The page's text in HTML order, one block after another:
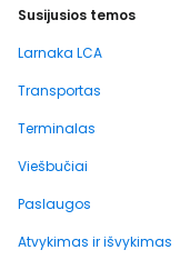
Susijusios temos
Larnaka LCA
Transportas
Terminalas
Viešbučiai
Paslaugos
Atvykimas ir išvykimas